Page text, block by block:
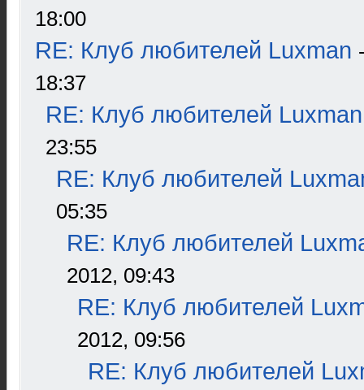
18:00
RE: Клуб любителей Luxman
18:37
RE: Клуб любителей Luxman
23:55
RE: Клуб любителей
05:35
RE: Клуб любителей
2012, 09:43
RE: Клуб любителей
2012, 09:56
RE: Клуб любителей